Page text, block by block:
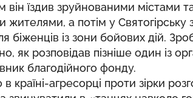
він їздив зруйнованими містами
жителями, а потім у Святогірську
біженців із зони бойових дій.
як розповідав пізніше один із
благодійного фонду.
в країні-агресорці проти зірки